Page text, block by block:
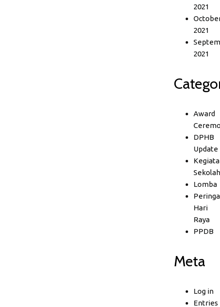
2021
2021
2021
Award
DPHB
Update
Sekolah
Lomba
Hari
Raya
PPDB
Meta
Log in
Entries